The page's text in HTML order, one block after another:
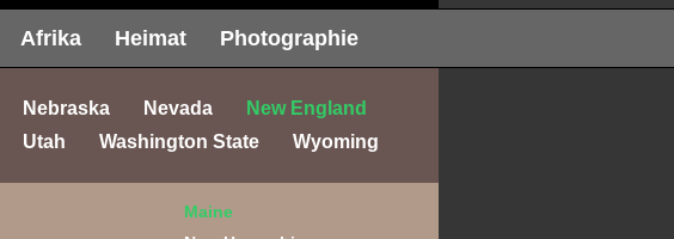
Afrika Heimat Photographie
Nebraska Nevada
New England
Utah Washington State Wyoming
Maine